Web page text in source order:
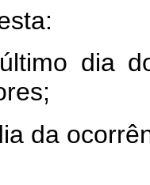
dia
da